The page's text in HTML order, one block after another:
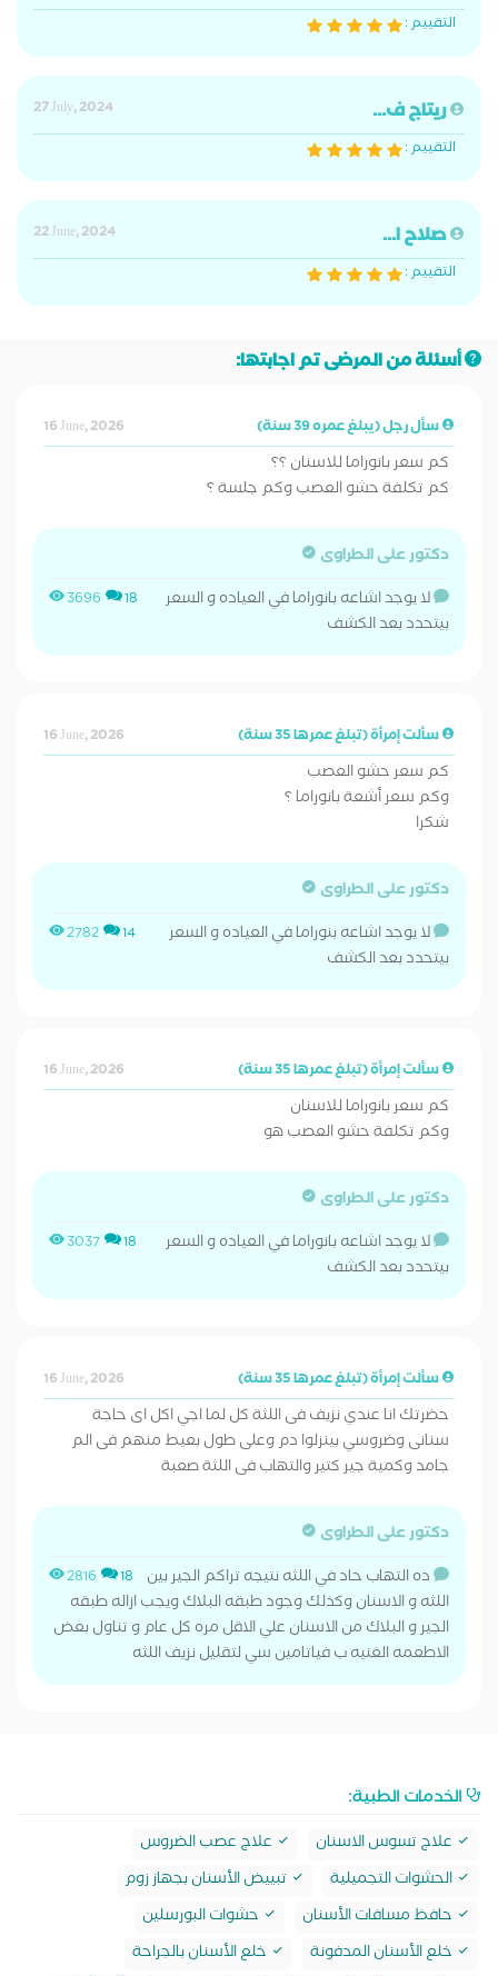
التقييم :
ريتاج ف...
27 July, 2024
التقييم :
صلاح ا...
22 June, 2024
التقييم :
أسئلة من المرضى تم اجابتها:
سأل رجل (يبلغ عمره 39 سنة) 16 June, 2026
كم سعر بانوراما للاسنان ؟؟
كم تكلفة حشو العصب وكم جلسة ؟
دكتور على الطراوى
3696 18
لا يوجد اشاعه بانوراما في العياده و السعر
بيتحدد بعد الكشف
سألت إمرأة (تبلغ عمرها 35 سنة) 16 June, 2026
كم سعر حشو العصب
وكم سعر أشعة بانوراما ؟
شكرا
دكتور على الطراوى
2782 14
لا يوجد اشاعه بنوراما في العياده و السعر
بيتحدد بعد الكشف
سألت إمرأة (تبلغ عمرها 35 سنة) 16 June, 2026
كم سعر بانوراما للاسنان
وكم تكلفة حشو العصب هو
دكتور على الطراوى
3037 18
لا يوجد اشاعه بانوراما في العياده و السعر
بيتحدد بعد الكشف
سألت إمرأة (تبلغ عمرها 35 سنة) 16 June, 2026
حضرتك انا عندي نزيف فى اللثة كل لما اجي اكل اى حاجة
سنانى وضروسي بينزلوا دم وعلى طول بعيط منهم فى الم
جامد وكمية جير كتير والتهاب فى اللثة صعبة
دكتور على الطراوى
2816 18
ده التهاب حاد في اللثه نتيجه تراكم الجير بين
اللثه و الاسنان وكذلك وجود طبقه البلاك ويجب ازاله طبقه
الجير و البلاك من الاسنان علي الاقل مره كل عام و تناول بعض
الاطعمه الغنيه ب فياتامين سي لتقليل نزيف اللثه
الخدمات الطبية:
علاج تسوس الاسنان
علاج عصب الضروس
الحشوات التجميلية
تبييض الأسنان بجهاز زوم
حافظ مسافات الأسنان
حشوات البورسلين
خلع الأسنان المدفونة
خلع الأسنان بالجراحة